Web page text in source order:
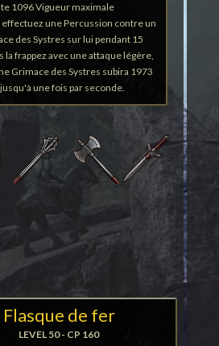
1096 Vigueur maximale
une Percussion contre un
des Systres sur lui pendant 15
la frappez avec une attaque légère,
Grimace des Systres subira 1973
une fois par seconde.
Flasque de fer
LEVEL 50 - CP 160